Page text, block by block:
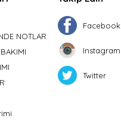
NOTLAR
Facebook
Instagram
Twitter